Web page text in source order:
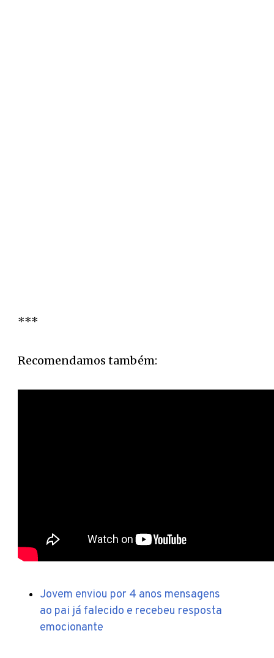
***
Recomendamos também:
Jovem enviou por 4 anos mensagens
ao pai já falecido e recebeu resposta
emocionante